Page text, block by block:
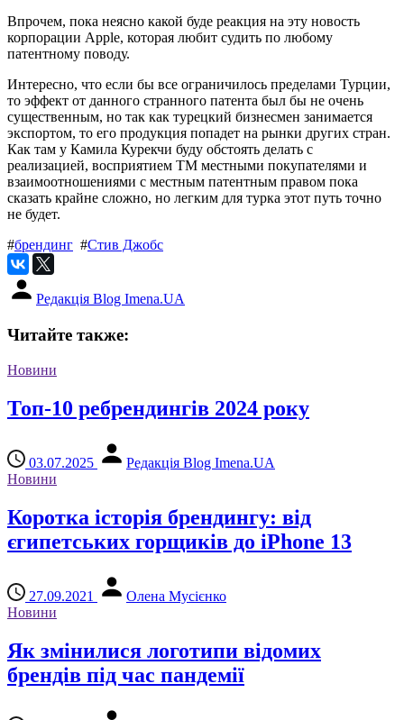
Впрочем, пока неясно какой буде реакция на эту новость
корпорации Apple, которая любит судить по любому
патентному поводу.
Интересно, что если бы все ограничилось пределами Турции,
то эффект от данного странного патента был бы не очень
существенным, но так как турецкий бизнесмен занимается
экспортом, то его продукция попадет на рынки других стран.
Как там у Камила Курекчи буду обстоять делать с
реализацией, восприятием ТМ местными покупателями и
взаимоотношениями с местным патентным правом пока
сказать крайне сложно, но легким для турка этот путь точно
не будет.
#брендинг #Стив Джобс
Редакція Blog Imena.UA
Читайте также:
Новини
Топ-10 ребрендингів 2024 року
03.07.2025
Редакція Blog Imena.UA
Новини
Коротка історія брендингу: від
єгипетських горщиків до iPhone 13
27.09.2021
Олена Мусієнко
Новини
Як змінилися логотипи відомих
брендів під час пандемії